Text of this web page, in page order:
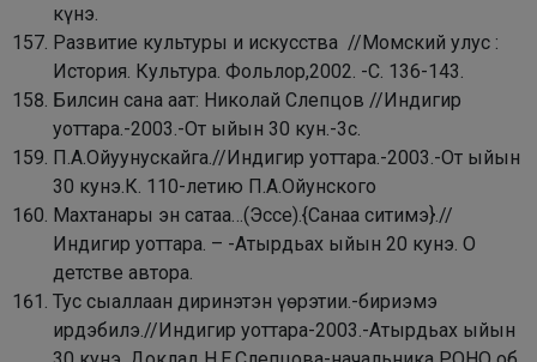
күнэ.
Развитие культуры и искусства //Момский улус :
История. Культура. Фольлор,2002. -С. 136-143.
Билсин сана аат: Николай Слепцов //Индигир
уоттара.-2003.-От ыйын 30 кун.-3с.
П.А.Ойуунускайга.//Индигир уоттара.-2003.-От ыйын
30 кунэ.К. 110-летию П.А.Ойунского
Махтанары эн сатаа…(Эссе).{Санаа ситимэ}.//
Индигир уоттара. – -Атырдьах ыйын 20 кунэ. О
детстве автора.
Тус сыаллаан диринэтэн үөрэтии.-бириэмэ
ирдэбилэ.//Индигир уоттара-2003.-Атырдьах ыйын